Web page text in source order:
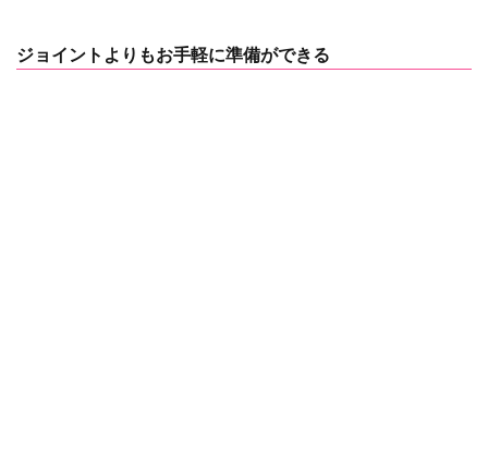
ジョイントよりもお手軽に準備ができる